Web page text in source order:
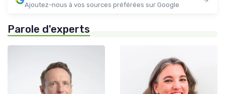
Ajoutez-nous à vos sources préférées sur Google
Parole d'experts